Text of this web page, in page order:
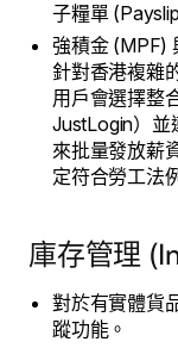
子糧單
強積金 (MPF)
針對香港複雜
用戶會選擇整
JustLogin）並
來批量發放薪
定符合勞工法
庫存管理
對於有實體貨
蹤功能。